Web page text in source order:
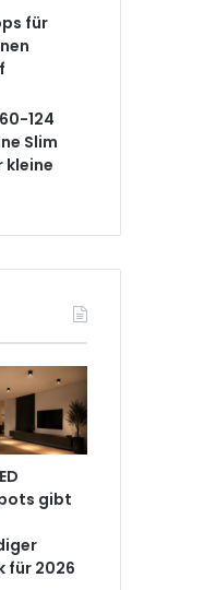
für
124
Slim
kleine
gibt
für 2026